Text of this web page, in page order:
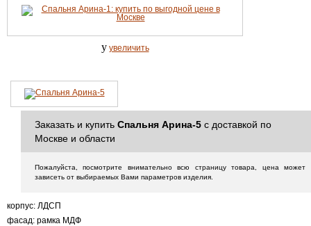
y увеличить
Заказать и купить Спальня Арина-5 с доставкой по
Москве и области
Пожалуйста, посмотрите внимательно всю страницу товара, цена может
зависеть от выбираемых Вами параметров изделия.
корпус: ЛДСП
фасад: рамка МДФ